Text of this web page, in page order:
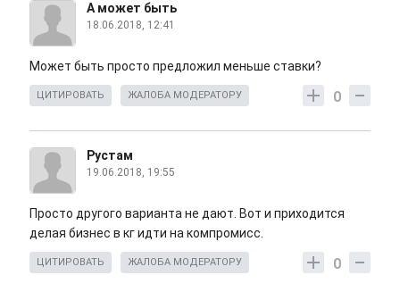
А может быть
18.06.2018, 12:41
Может быть просто предложил меньше ставки?
0
ЦИТИРОВАТЬ ЖАЛОБА МОДЕРАТОРУ
Рустам
19.06.2018, 19:55
Просто другого варианта не дают. Вот и приходится
делая бизнес в кг идти на компромисс.
0
ЦИТИРОВАТЬ ЖАЛОБА МОДЕРАТОРУ